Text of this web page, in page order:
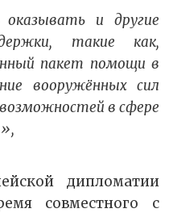
и другие
такие как,
пакет помощи в
вооружённых сил
в сфере
дипломатии
совместного с